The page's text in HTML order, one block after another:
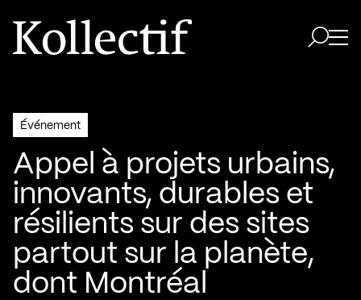
Aller à la page d'accueil
Logo Kollectif
Événement
Appel à projets urbains,
innovants, durables et
résilients sur des sites
partout sur la planète,
dont Montréal